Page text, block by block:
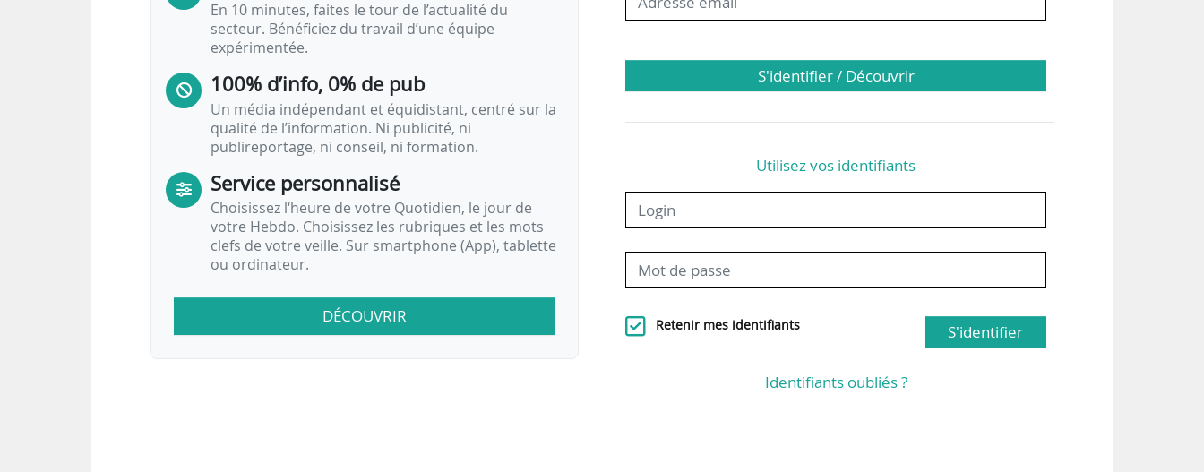
En 10 minutes, faites le tour de l’actualité du
secteur. Bénéficiez du travail d’une équipe
expérimentée.
100% d’info, 0% de pub
Un média indépendant et équidistant, centré sur la
qualité de l’information. Ni publicité, ni
publireportage, ni conseil, ni formation.
Service personnalisé
Choisissez l‘heure de votre Quotidien, le jour de
votre Hebdo. Choisissez les rubriques et les mots
clefs de votre veille. Sur smartphone (App), tablette
ou ordinateur.
DÉCOUVRIR
S'identifier / Découvrir
Utilisez vos identifiants
Retenir mes identifiants S'identifier
Identifiants oubliés ?